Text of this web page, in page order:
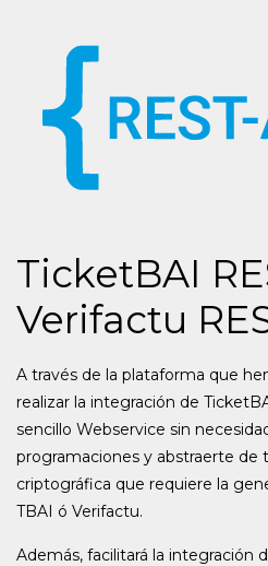
TicketBAI
Verifactu
A través de la plataforma que
realizar la integración de
sencillo Webservice sin
programaciones y abstraerte de
criptográfica que requiere la
TBAI ó Verifactu.
Además, facilitará la integración